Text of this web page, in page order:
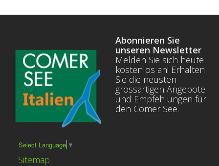
Select Language ▼
Sitemap
Abonnieren Sie
unseren Newsletter
Melden Sie sich heute
kostenlos an! Erhalten
Sie die neusten
grossartigen Angebote
und Empfehlungen für
den Comer See.